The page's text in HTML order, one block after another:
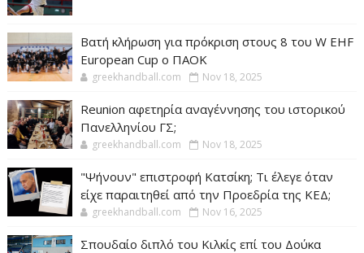
Βατή κλήρωση για πρόκριση στους 8 του W EHF
European Cup ο ΠΑΟΚ
greekhandball.com Nov 18, 2025
Reunion αφετηρία αναγέννησης του ιστορικού
Πανελληνίου ΓΣ;
greekhandball.com Nov 18, 2025
"Ψήνουν" επιστροφή Κατσίκη; Τι έλεγε όταν
είχε παραιτηθεί από την Προεδρία της ΚΕΔ;
greekhandball.com Nov 16, 2025
Σπουδαίο διπλό του Κιλκίς επί του Δούκα